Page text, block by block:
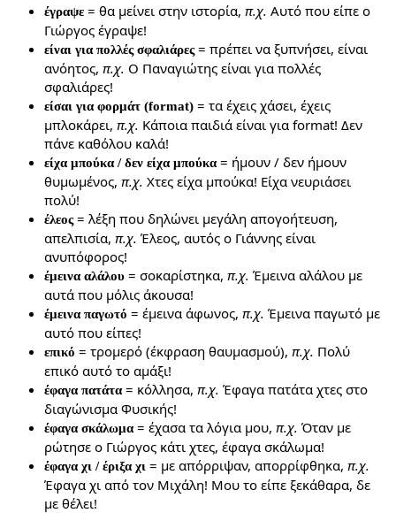
έγραψε = θα μείνει στην ιστορία, π.χ. Αυτό που είπε ο
Γιώργος έγραψε!
είναι για πολλές σφαλιάρες= πρέπει να ξυπνήσει, είναι
ανόητος, π.χ. Ο Παναγιώτης είναι για πολλές
σφαλιάρες!
είσαι για φορμάτ (format) = τα έχεις χάσει, έχεις
μπλοκάρει, π.χ. Κάποια παιδιά είναι για format! Δεν
πάνε καθόλου καλά!
είχα μπούκα / δεν είχα μπούκα= ήμουν / δεν ήμουν
θυμωμένος, π.χ. Χτες είχα μπούκα! Είχα νευριάσει
πολύ!
έλεος= λέξη που δηλώνει μεγάλη απογοήτευση,
απελπισία, π.χ. Έλεος, αυτός ο Γιάννης είναι
ανυπόφορος!
έμεινα αλάλου = σοκαρίστηκα, π.χ. Έμεινα αλάλου με
αυτά που μόλις άκουσα!
έμεινα παγωτό = έμεινα άφωνος, π.χ. Έμεινα παγωτό με
αυτό που είπες!
επικό = τρομερό (έκφραση θαυμασμού), π.χ. Πολύ
επικό αυτό το αμάξι!
έφαγα πατάτα= κόλλησα, π.χ. Έφαγα πατάτα χτες στο
διαγώνισμα Φυσικής!
έφαγα σκάλωμα= έχασα τα λόγια μου, π.χ. Όταν με
ρώτησε ο Γιώργος κάτι χτες, έφαγα σκάλωμα!
έφαγα χι / έριξα χι = με απόρριψαν, απορρίφθηκα, π.χ.
Έφαγα χι από τον Μιχάλη! Μου το είπε ξεκάθαρα, δε
με θέλει!